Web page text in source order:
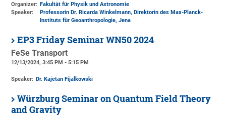
Organizer: Fakultät für Physik und Astronomie
Speaker:
Professorin Dr. Ricarda Winkelmann, Direktorin des Max-Planck-
Instituts für Geoanthropologie, Jena
EP3 Friday Seminar WN50 2024
FeSe Transport
12/13/2024, 3:45 PM - 5:15 PM
Speaker: Dr. Kajetan Fijalkowski
Würzburg Seminar on Quantum Field Theory
and Gravity